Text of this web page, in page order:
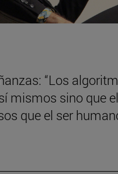
“Los
mismos sino que
que el ser